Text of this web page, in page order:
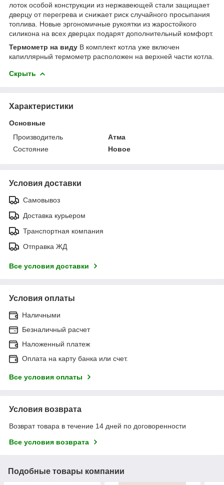
лоток особой конструкции из нержавеющей стали защищает
дверцу от перегрева и снижает риск случайного просыпания
топлива. Новые эргономичные рукоятки из жаростойкого
силикона на всех дверцах подарят дополнительный комфорт.
Термометр на виду В комплект котла уже включен
капиллярный термометр расположен на верхней части котла.
Скрыть
Характеристики
Основные
Производитель
Атма
Состояние
Новое
Условия доставки
Самовывоз
Доставка курьером
Транспортная компания
Отправка ЖД
Все условия доставки
Условия оплаты
Наличными
Безналичный расчет
Наложенный платеж
Оплата на карту банка или счет.
Все условия оплаты
Условия возврата
Возврат товара в течение 14 дней по договоренности
Все условия возврата
Подобные товары компании